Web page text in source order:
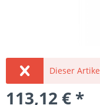
Dieser
113,12 € *